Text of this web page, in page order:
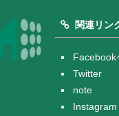
関連リン
Facebook
Twitter
note
Instagram